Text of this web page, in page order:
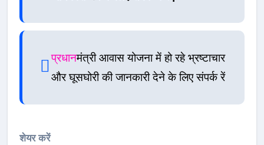
प्रधानमंत्री आवास योजना में हो रहे भ्रष्टाचार
और घूसघोरी की जानकारी देने के लिए संपर्क रें
शेयर करें